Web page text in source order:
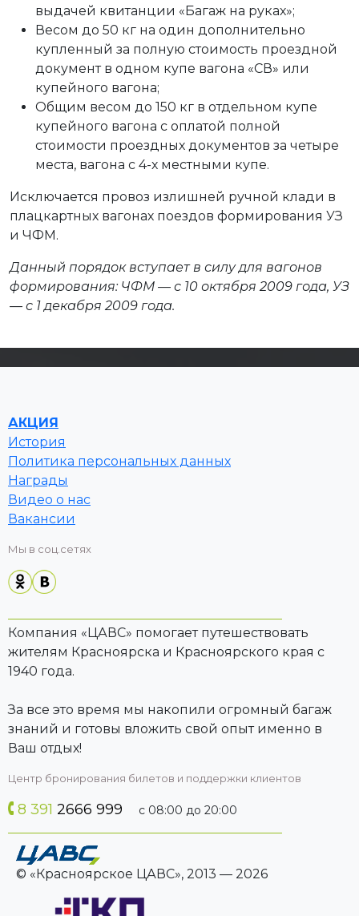
выдачей квитанции «Багаж на руках»;
Весом до 50 кг на один дополнительно
купленный за полную стоимость проездной
документ в одном купе вагона «СВ» или
купейного вагона;
Общим весом до 150 кг в отдельном купе
купейного вагона с оплатой полной
стоимости проездных документов за четыре
места, вагона с 4-х местными купе.
Исключается провоз излишней ручной клади в
плацкартных вагонах поездов формирования УЗ
и ЧФМ.
Данный порядок вступает в силу для вагонов
формирования: ЧФМ — с 10 октября 2009 года, УЗ
— с 1 декабря 2009 года.
© «Красноярское ЦАВС», 2013 — 2026
Компания «ЦАВС» помогает путешествовать
жителям Красноярска и Красноярского края с
1940 года.
За все это время мы накопили огромный багаж
знаний и готовы вложить свой опыт именно в
Ваш отдых!
Центр бронирования билетов и поддержки клиентов
8 391 2666 999 с 08:00 до 20:00
АКЦИЯ
История
Политика персональных данных
Награды
Видео о нас
Вакансии
Мы в соц.сетях